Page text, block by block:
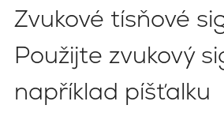
Zvukové tísňové
Použijte zvukový
například píšťalku